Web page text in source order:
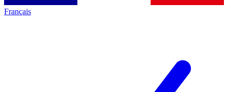
Français